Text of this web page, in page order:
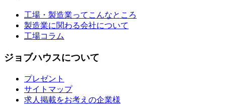
工場・製造業ってこんなところ
製造業に関わる会社について
工場コラム
ジョブハウスについて
プレゼント
サイトマップ
求人掲載をお考えの企業様